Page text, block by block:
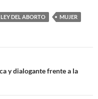
LEY DEL ABORTO MUJER
y dialogante frente a la